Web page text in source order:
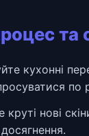
та
кухонні
по
круті нові